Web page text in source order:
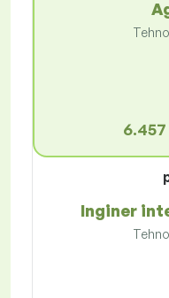
Inginer